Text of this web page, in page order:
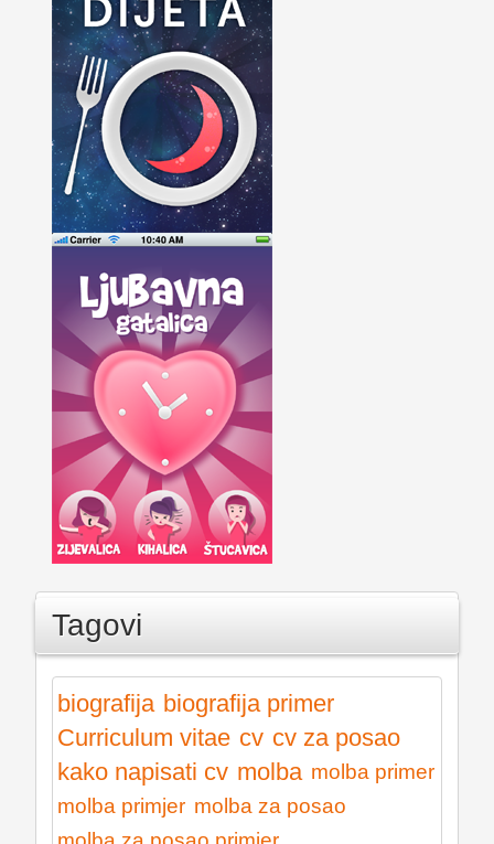
Tagovi
biografija biografija primer
Curriculum vitae cv cv za posao
kako napisati cv molba molba primer
molba primjer molba za posao